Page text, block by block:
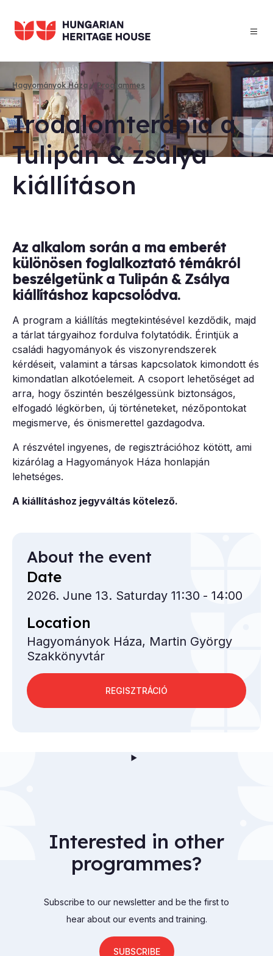
main
content
Breadcrumb
Hagyományok Háza Programmes
Iroda­lomter­ápia a
Tulipán & zsálya
kiállításon
Az alkalom során a ma emberét
különösen foglalkoztató témákról
beszélgetünk a Tulipán & Zsálya
kiállításhoz kapcsolódva.
A program a kiállítás megtekintésével kezdődik, majd
a tárlat tárgyaihoz fordulva folytatódik. Érintjük a
családi hagyományok és viszonyrendszerek
kérdéseit, valamint a társas kapcsolatok kimondott és
kimondatlan alkotóelemeit. A csoport lehetőséget ad
arra, hogy őszintén beszélgessünk biztonságos,
elfogadó légkörben, új történeteket, nézőpontokat
megismerve, és önismerettel gazdagodva.
A részvétel ingyenes, de regisztrációhoz kötött, ami
kizárólag a Hagyományok Háza honlapján
lehetséges.
A kiállításhoz jegyváltás kötelező.
About the event
Date
2026. June 13. Saturday 11:30 - 14:00
Location
Hagyományok Háza, Martin György
Szakkönyvtár
REGISZTRÁCIÓ
Interested in other
programmes?
Subscribe to our newsletter and be the first to
hear about our events and training.
SUBSCRIBE